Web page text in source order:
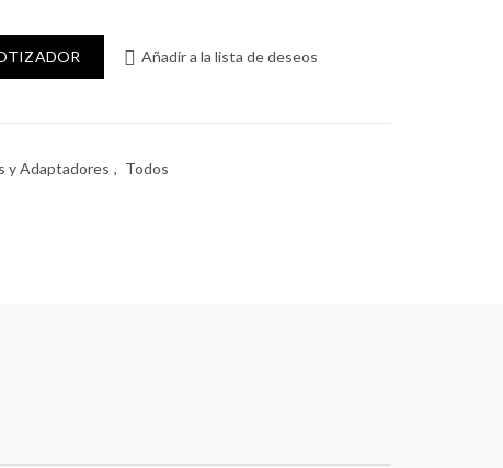
2P+T 10A cantidad
Añadir a la lista de deseos
y Adaptadores , Todos